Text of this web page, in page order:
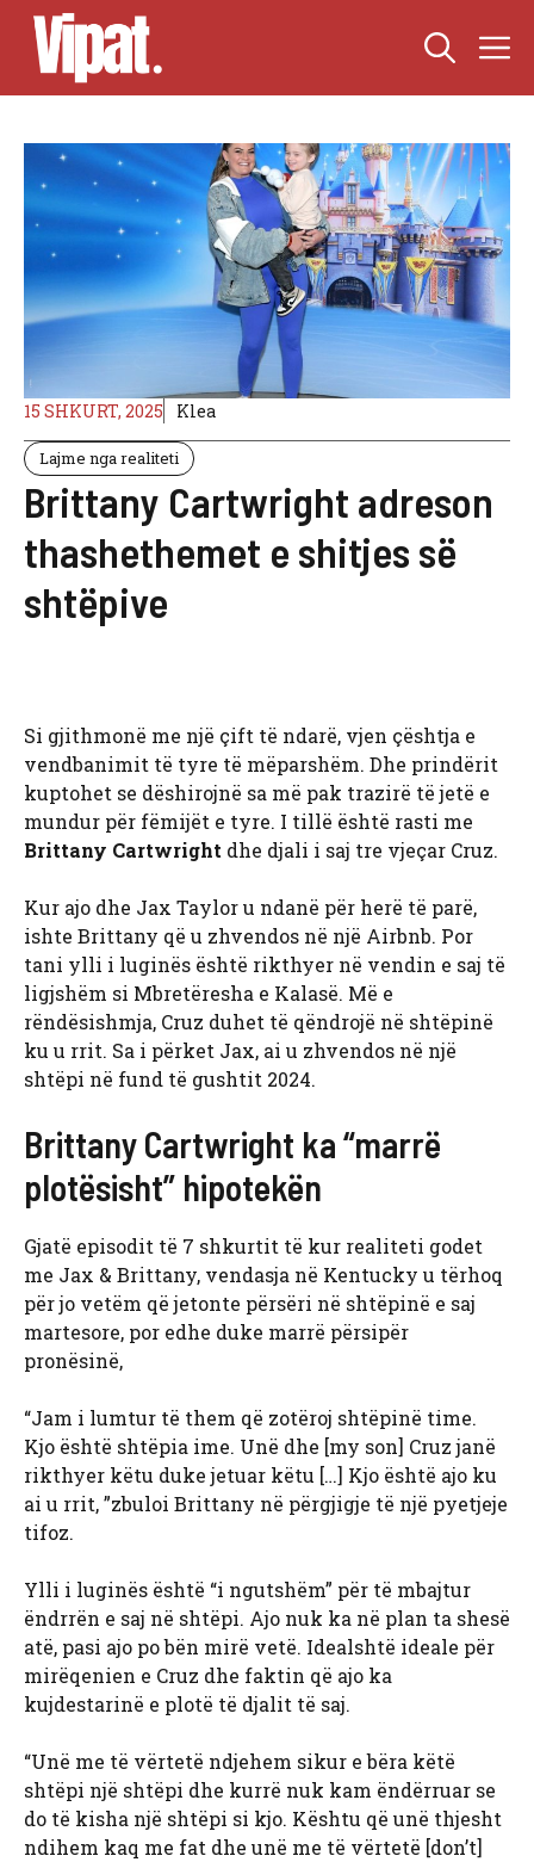
Skip
content
15 SHKURT, 2025 Klea
Lajme nga realiteti
Brittany Cartwright adreson
thashethemet e shitjes së
shtëpive
Si gjithmonë me një çift të ndarë, vjen çështja e
vendbanimit të tyre të mëparshëm. Dhe prindërit
kuptohet se dëshirojnë sa më pak trazirë të jetë e
mundur për fëmijët e tyre. I tillë është rasti me
Brittany Cartwright dhe djali i saj tre vjeçar Cruz.
Kur ajo dhe Jax Taylor u ndanë për herë të parë,
ishte Brittany që u zhvendos në një Airbnb. Por
tani ylli i luginës është rikthyer në vendin e saj të
ligjshëm si Mbretëresha e Kalasë. Më e
rëndësishmja, Cruz duhet të qëndrojë në shtëpinë
ku u rrit. Sa i përket Jax, ai u zhvendos në një
shtëpi në fund të gushtit 2024.
Brittany Cartwright ka “marrë
plotësisht” hipotekën
Gjatë episodit të 7 shkurtit të kur realiteti godet
me Jax & Brittany, vendasja në Kentucky u tërhoq
për jo vetëm që jetonte përsëri në shtëpinë e saj
martesore, por edhe duke marrë përsipër
pronësinë,
“Jam i lumtur të them që zotëroj shtëpinë time.
Kjo është shtëpia ime. Unë dhe [my son] Cruz janë
rikthyer këtu duke jetuar këtu […] Kjo është ajo ku
ai u rrit, ”zbuloi Brittany në përgjigje të një pyetjeje
tifoz.
Ylli i luginës është “i ngutshëm” për të mbajtur
ëndrrën e saj në shtëpi. Ajo nuk ka në plan ta shesë
atë, pasi ajo po bën mirë vetë. Idealshtë ideale për
mirëqenien e Cruz dhe faktin që ajo ka
kujdestarinë e plotë të djalit të saj.
“Unë me të vërtetë ndjehem sikur e bëra këtë
shtëpi një shtëpi dhe kurrë nuk kam ëndërruar se
do të kisha një shtëpi si kjo. Kështu që unë thjesht
ndihem kaq me fat dhe unë me të vërtetë [don’t]